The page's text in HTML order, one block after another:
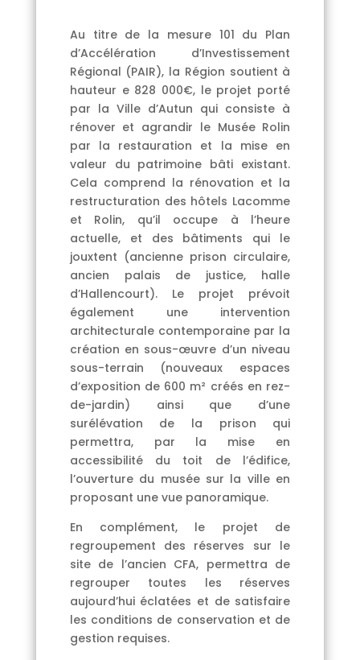
Au titre de la mesure 101 du Plan
d’Accélération d’Investissement
Régional (PAIR), la Région soutient à
hauteur e 828 000€, le projet porté
par la Ville d’Autun qui consiste à
rénover et agrandir le Musée Rolin
par la restauration et la mise en
valeur du patrimoine bâti existant.
Cela comprend la rénovation et la
restructuration des hôtels Lacomme
et Rolin, qu’il occupe à l’heure
actuelle, et des bâtiments qui le
jouxtent (ancienne prison circulaire,
ancien palais de justice, halle
d’Hallencourt). Le projet prévoit
également une intervention
architecturale contemporaine par la
création en sous-œuvre d’un niveau
sous-terrain (nouveaux espaces
d’exposition de 600 m² créés en rez-
de-jardin) ainsi que d’une
surélévation de la prison qui
permettra, par la mise en
accessibilité du toit de l’édifice,
l’ouverture du musée sur la ville en
proposant une vue panoramique.
En complément, le projet de
regroupement des réserves sur le
site de l’ancien CFA, permettra de
regrouper toutes les réserves
aujourd’hui éclatées et de satisfaire
les conditions de conservation et de
gestion requises.